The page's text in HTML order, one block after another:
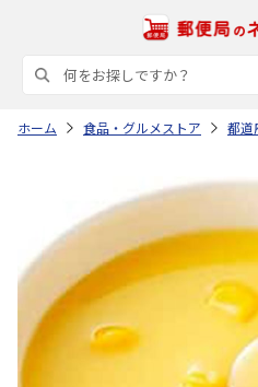
ホーム 食品・グルメストア 都道